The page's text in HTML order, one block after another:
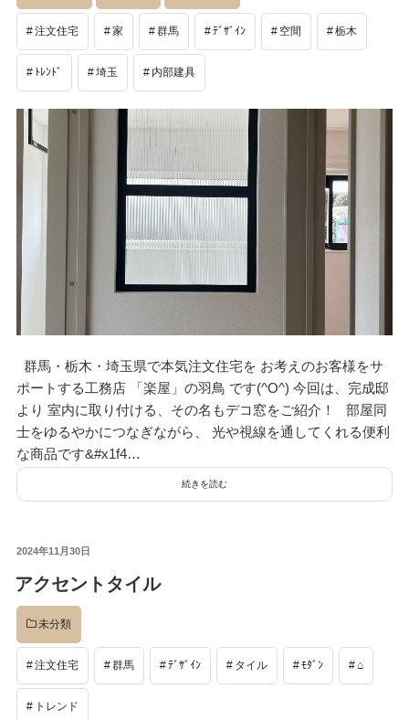
注文住宅 家 群馬 ﾃﾞｻﾞｲﾝ 空間 栃木
ﾄﾚﾝﾄﾞ 埼玉 内部建具
群馬・栃木・埼玉県で本気注文住宅を お考えのお客様をサ
ポートする工務店 「楽屋」の羽鳥 です(^O^) 今回は、完成邸
より 室内に取り付ける、その名もデコ窓をご紹介！ 部屋同
士をゆるやかにつなぎながら、 光や視線を通してくれる便利
な商品です&#x1f4…
続きを読む
投
日:
2024年11月30日
アクセントタイル
未分類
注文住宅 群馬 ﾃﾞｻﾞｲﾝ タイル ﾓﾀﾞﾝ ⌂
トレンド